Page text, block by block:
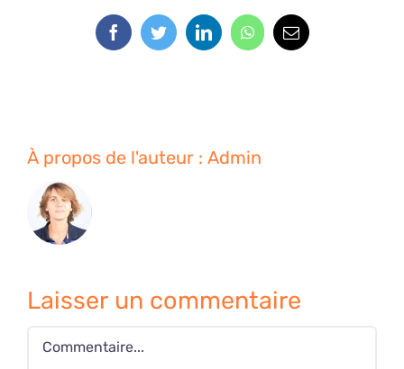
FacebookTwitterLinkedInWhatsApp
Email
À propos de l'auteur : Admin
Laisser un commentaire
Commentaire